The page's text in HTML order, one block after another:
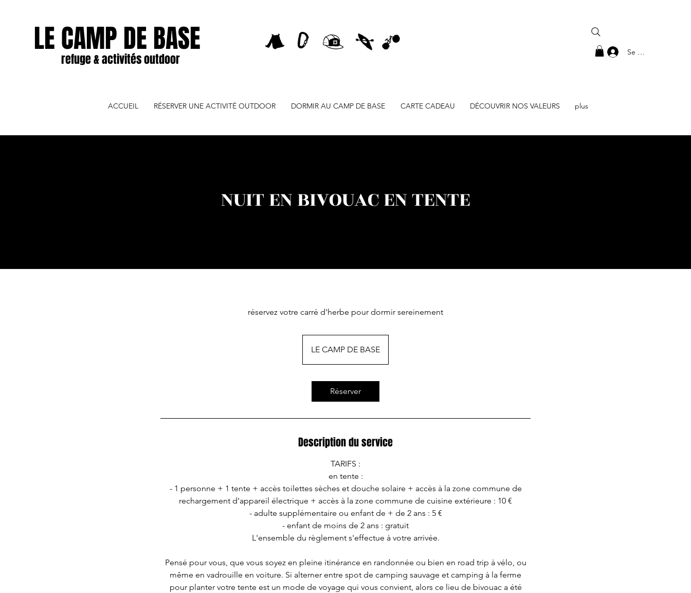
LE CAMP DE BASE
refuge & activités outdoor Se connecter
ACCUEIL RÉSERVER UNE ACTIVITÉ OUTDOOR DORMIR AU CAMP DE BASE CARTE CADEAU DÉCOUVRIR NOS VALEURS plus
NUIT EN BIVOUAC EN TENTE
réservez votre carré d'herbe pour dormir sereinement
LE CAMP DE BASE
Réserver
Description du service
TARIFS :
en tente :
- 1 personne + 1 tente + accès toilettes sèches et douche solaire + accès à la zone commune de
rechargement d'appareil électrique + accès à la zone commune de cuisine extérieure : 10 €
- adulte supplémentaire ou enfant de + de 2 ans : 5 €
- enfant de moins de 2 ans : gratuit
L'ensemble du règlement s'effectue à votre arrivée.
Pensé pour vous, que vous soyez en pleine itinérance en randonnée ou bien en road trip à vélo, ou
même en vadrouille en voiture. Si alterner entre spot de camping sauvage et camping à la ferme
pour planter votre tente est un mode de voyage qui vous convient, alors ce lieu de bivouac a été